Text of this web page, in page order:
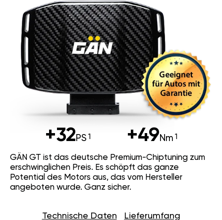
+32PS +49Nm
GÄN GT ist das deutsche Premium-Chiptuning zum
erschwinglichen Preis. Es schöpft das ganze
Potential des Motors aus, das vom Hersteller
angeboten wurde. Ganz sicher.
Technische Daten Lieferumfang